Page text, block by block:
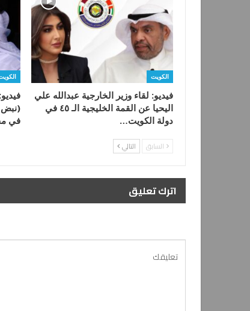
الكويت
فيديو: لقاء وزير الخارجية عبدالله علي
اليحيا عن القمة الخليجية الـ ٤٥ في
دولة الكويت…
(نبض
في
السابق التالي
اترك تعليق